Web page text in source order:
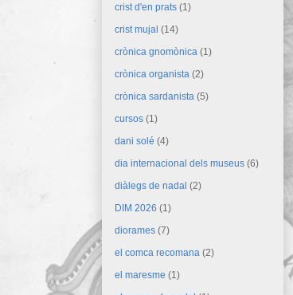
crist d'en prats (1)
crist mujal (14)
crònica gnomònica (1)
crònica organista (2)
crònica sardanista (5)
cursos (1)
dani solé (4)
dia internacional dels museus (6)
diàlegs de nadal (2)
DIM 2026 (1)
diorames (7)
el comca recomana (2)
el maresme (1)